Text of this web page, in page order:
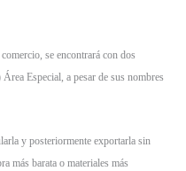
se encontrará con dos
Especial, a pesar de sus nombres
y posteriormente exportarla sin
más barata o materiales más